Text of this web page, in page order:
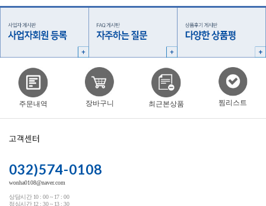
주문내역 장바구니 최근본상품 찜리스트
고객센터
032)574-0108
wonha0108@naver.com
상담시간 10 : 00 ~ 17 : 00
점심시간 12 : 30 ~ 13 : 30